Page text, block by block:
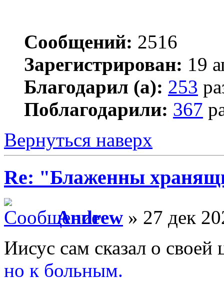
Сообщений: 2516
Зарегистрирован: 19
Благодарил (а): 253
Поблагодарили: 367
Вернуться наверх
Re: "Блаженны
Andrew » 27 дек
Иисус сам сказал о своей
но к больным.